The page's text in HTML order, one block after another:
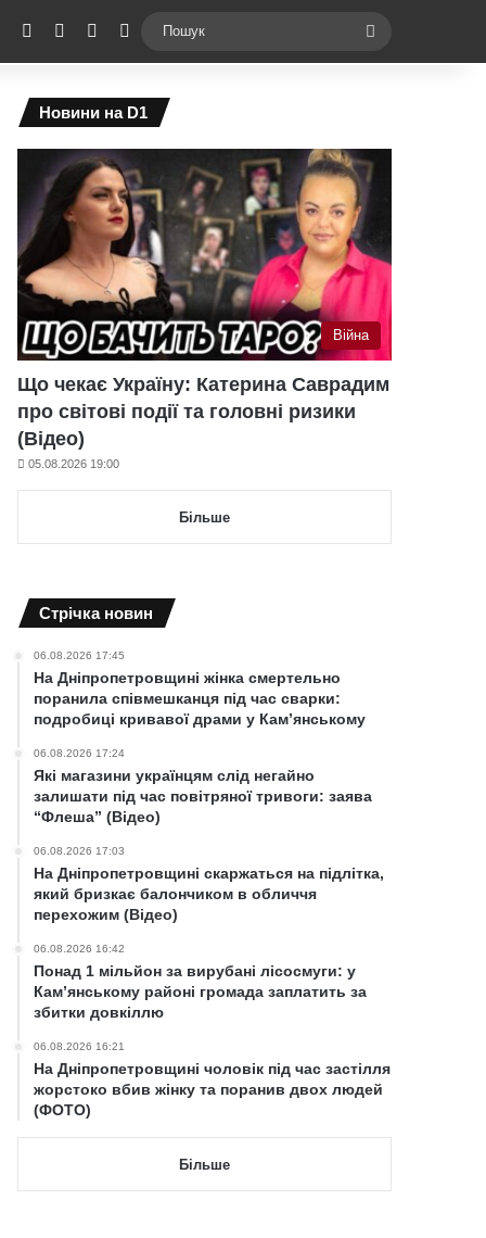
YouTubeInstagramTelegramSwitch skin
Новини на D1
Війна
Що чекає Україну: Катерина Саврадим
про світові події та головні ризики
(Відео)
05.08.2026 19:00
Більше
Cтрічка новин
06.08.2026 17:45
На Дніпропетровщині жінка смертельно
поранила співмешканця під час сварки:
подробиці кривавої драми у Кам’янському
06.08.2026 17:24
Які магазини українцям слід негайно
залишати під час повітряної тривоги: заява
“Флеша” (Відео)
06.08.2026 17:03
На Дніпропетровщині скаржаться на підлітка,
який бризкає балончиком в обличчя
перехожим (Відео)
06.08.2026 16:42
Понад 1 мільйон за вирубані лісосмуги: у
Кам’янському районі громада заплатить за
збитки довкіллю
06.08.2026 16:21
На Дніпропетровщині чоловік під час застілля
жорстоко вбив жінку та поранив двох людей
(ФОТО)
Більше